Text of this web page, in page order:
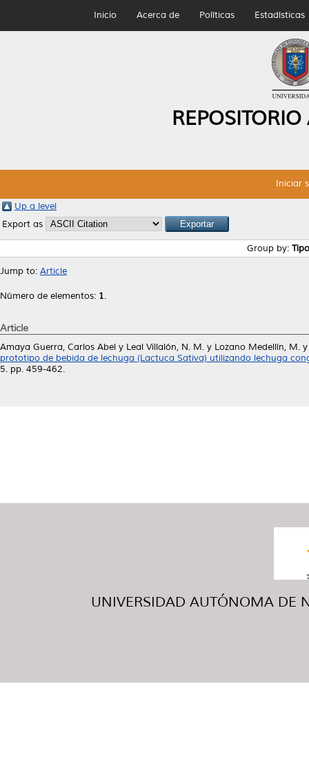
Inicio Acerca de Políticas Estadísticas
Iniciar
Up a level
Export as
Group by:
Jump to: Article
Número de elementos: 1.
Article
Amaya Guerra, Carlos Abel y Leal Villalón, N. M. y Lozano Medellín, M.
prototipo de bebida de lechuga (Lactuca Sativa) utilizando lechuga
5. pp. 459-462.
UNIVERSIDAD AUTÓNOMA DE